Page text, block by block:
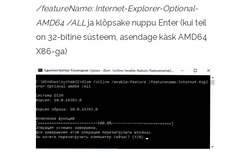
/featureName: Internet-Explorer-Optional-
AMD64 /ALLja klõpsake nuppu Enter (kui teil
on 32-bitine süsteem, asendage käsk AMD64
X86-ga)